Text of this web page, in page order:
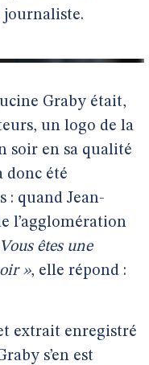
journaliste.
Graby était,
un logo de la
soir en sa qualité
donc été
: quand Jean-
l’agglomération
êtes une
», elle répond :
extrait enregistré
s’en est